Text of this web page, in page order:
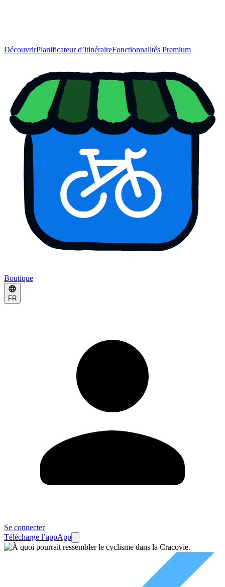
DécouvrirPlanificateur d’itinéraireFonctionnalités Premium
Boutique
FR
Se connecter
Télécharge l’appApp